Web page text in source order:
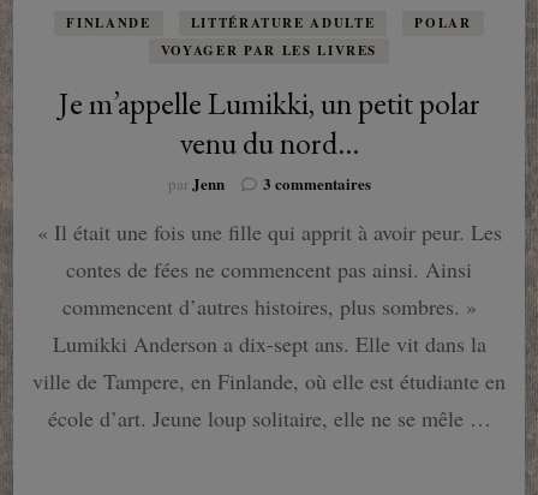
FINLANDE LITTÉRATURE ADULTE
POLAR
VOYAGER PAR LES LIVRES
Je m’appelle Lumikki, un petit polar
venu du nord…
parJenn 3 commentairessur
m’appelle
un
petit
venu
du
« Il était une fois une fille qui apprit à avoir peur. Les
contes de fées ne commencent pas ainsi. Ainsi
commencent d’autres histoires, plus sombres. »
Lumikki Anderson a dix-sept ans. Elle vit dans la
ville de Tampere, en Finlande, où elle est étudiante en
école d’art. Jeune loup solitaire, elle ne se mêle …